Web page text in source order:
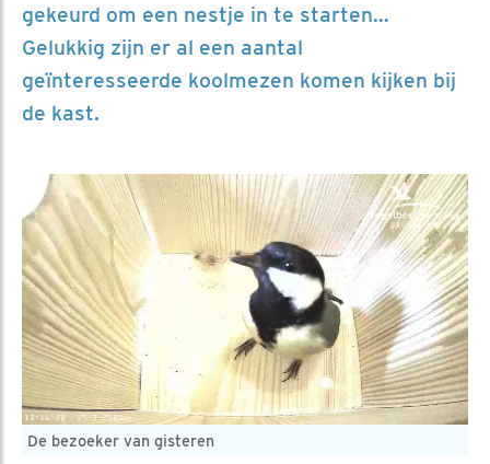
gekeurd om een nestje in te starten…
Gelukkig zijn er al een aantal
geïnteresseerde koolmezen komen kijken bij
de kast.
De bezoeker van gisteren